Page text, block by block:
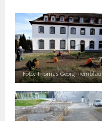
Foto: Thomas-Georg Tremblau